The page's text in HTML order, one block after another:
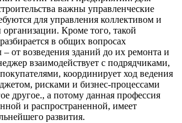
важны управленческие
для управления коллективом и
Кроме того, такой
в общих вопросах
от возведения зданий до их ремонта и
взаимодействует с подрядчиками,
координирует ход ведения
рисками и бизнес-процессами
другое., а потому данная профессия
и распространенной, имеет
развития.